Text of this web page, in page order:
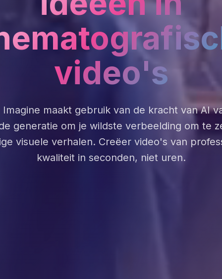
video's
Imagine maakt gebruik van de kracht van AI
generatie om je wildste verbeelding om te
visuele verhalen. Creëer video's van
kwaliteit in seconden, niet uren.